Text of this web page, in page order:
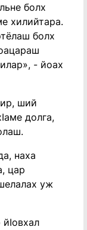
болх
хилийтара.
болх
- йоах
ший
долга,
наха
цар
уж